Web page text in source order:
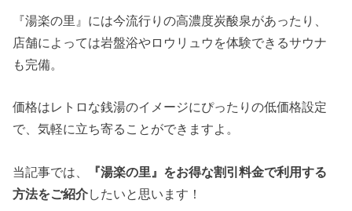
『湯楽の里』には今流行りの高濃度炭酸泉があったり、
店舗によっては岩盤浴やロウリュウを体験できるサウナ
も完備。
価格はレトロな銭湯のイメージにぴったりの低価格設定
で、気軽に立ち寄ることができますよ。
当記事では、
『湯楽の里』をお得な割引料金で利用する
方法をご紹介したいと思います！